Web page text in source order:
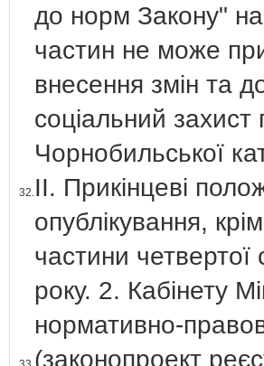
до норм Закону"
частин не може
внесення змін та
соціальний
Чорнобильської
32.ІІ. Прикінцеві
опублікування,
частини четвертої
року. 2. Кабінету
нормативно-
(законопроект